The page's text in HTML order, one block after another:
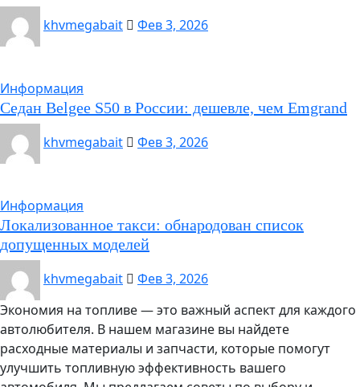
khvmegabait
Фев 3, 2026
Информация
Седан Belgee S50 в России: дешевле, чем Emgrand
khvmegabait
Фев 3, 2026
Информация
Локализованное такси: обнародован список
допущенных моделей
khvmegabait
Фев 3, 2026
Экономия на топливе — это важный аспект для каждого
автолюбителя. В нашем магазине вы найдете
расходные материалы и запчасти, которые помогут
улучшить топливную эффективность вашего